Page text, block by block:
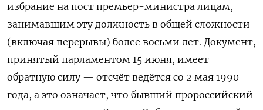
избрание на пост премьер-министра лицам,
занимавшим эту должность в общей сложности
(включая перерывы) более восьми лет. Документ,
принятый парламентом 15 июня, имеет
обратную силу — отсчёт ведётся со 2 мая 1990
года, а это означает, что бывший пророссийский